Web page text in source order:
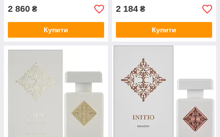
2 860 ₴
Купити
2 184 ₴
Купити